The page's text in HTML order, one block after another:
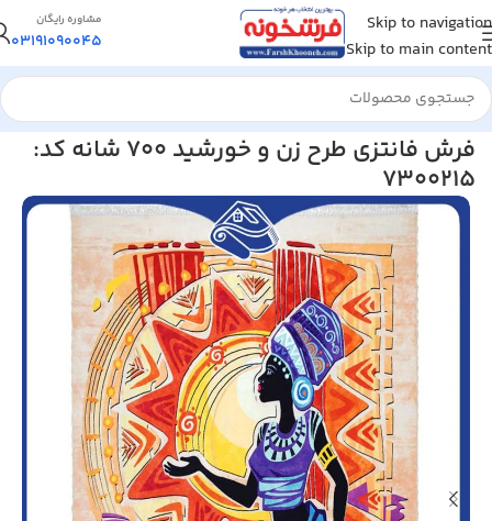
Skip to navigation
Skip to main content
مشاوره رایگان
03191090045
خانه/فرش مدرن و فانتزی
فرش فانتزی طرح زن و خورشید 700 شانه کد:
7300215